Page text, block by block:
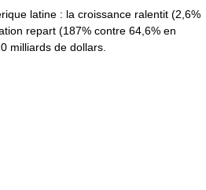
latine : la croissance ralentit (2,6%
repart (187% contre 64,6% en
milliards de dollars.